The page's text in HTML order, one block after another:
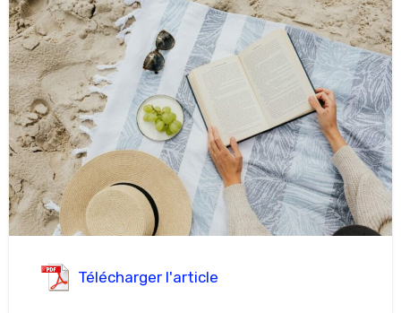
Télécharger l'article